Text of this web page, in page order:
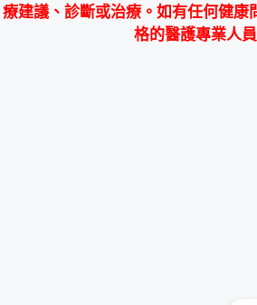
療建議、診斷或治療。如有任何健康
格的醫護專業人員